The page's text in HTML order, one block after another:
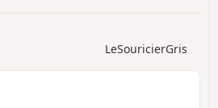
LeSouricierGris